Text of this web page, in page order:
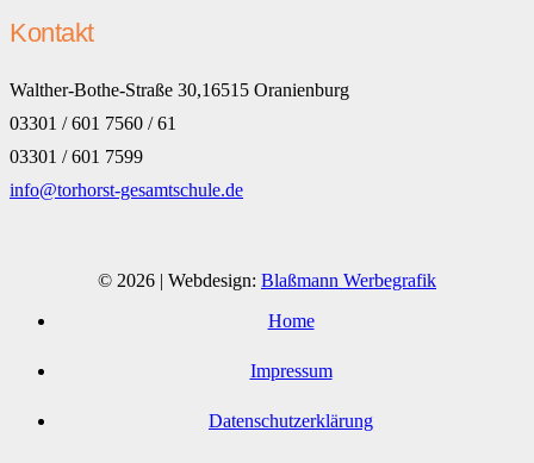
Kontakt
Walther-Bothe-Straße 30,16515 Oranienburg
03301 / 601 7560 / 61
03301 / 601 7599
info@torhorst-gesamtschule.de
© 2026 | Webdesign: Blaßmann Werbegrafik
Home
Impressum
Datenschutzerklärung